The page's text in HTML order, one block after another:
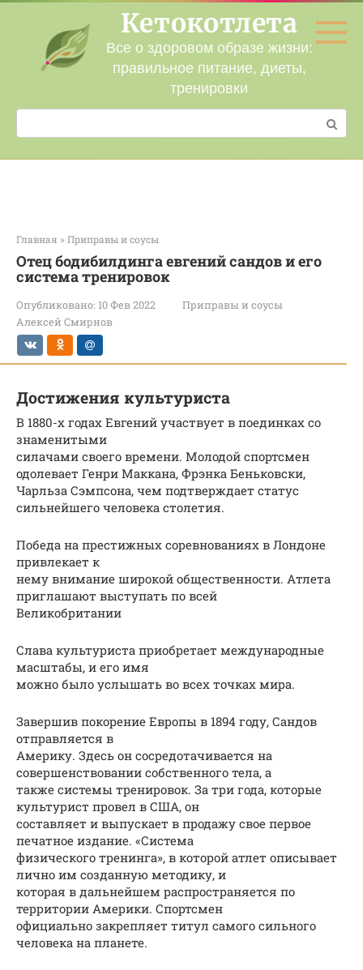
Перейти
контенту
Кетокотлета
Все о здоровом образе жизни:
правильное питание, диеты,
тренировки
Поиск:
Главная » Приправы и соусы
Отец бодибилдинга евгений сандов и его
система тренировок
Опубликовано: 10 Фев 2022
Приправы и соусы
Алексей Смирнов
Достижения культуриста
В 1880-х годах Евгений участвует в поединках со
знаменитыми
силачами своего времени. Молодой спортсмен
одолевает Генри Маккана, Фрэнка Беньковски,
Чарльза Сэмпсона, чем подтверждает статус
сильнейшего человека столетия.
Победа на престижных соревнованиях в Лондоне
привлекает к
нему внимание широкой общественности. Атлета
приглашают выступать по всей
Великобритании
Слава культуриста приобретает международные
масштабы, и его имя
можно было услышать во всех точках мира.
Завершив покорение Европы в 1894 году, Сандов
отправляется в
Америку. Здесь он сосредотачивается на
совершенствовании собственного тела, а
также системы тренировок. За три года, которые
культурист провел в США, он
составляет и выпускает в продажу свое первое
печатное издание. «Система
физического тренинга», в которой атлет описывает
лично им созданную методику, и
которая в дальнейшем распространяется по
территории Америки. Спортсмен
официально закрепляет титул самого сильного
человека на планете.